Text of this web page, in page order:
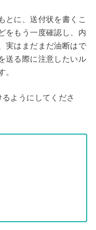
とに、送付状を書くこ
をもう一度確認し、内
実はまだまだ油断はで
送る際に注意したいル
。
ようにしてくださ